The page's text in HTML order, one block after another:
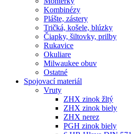
Kombinézy
Plášte, zástery
Tričká, košele, blúzky
Čiapky, šiltovky, prilby
Rukavice
Okuliare
Milwaukee obuv
Ostatné
Spojovacímateriál
Vruty
ZHX zinok žltý
ZHX zinok biely
ZHX nerez
PGH zinok biely